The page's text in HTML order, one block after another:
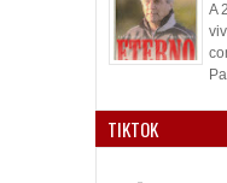
A
TIKTOK